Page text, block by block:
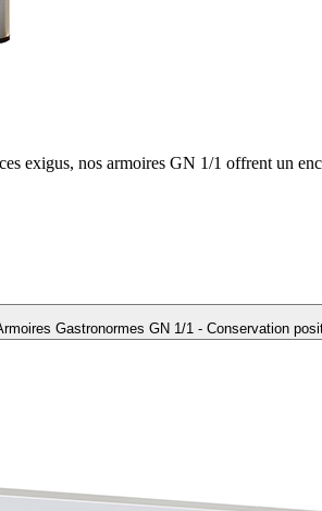
exigus, nos armoires GN 1/1 offrent un
Gastronormes GN 1/1 - Conservation